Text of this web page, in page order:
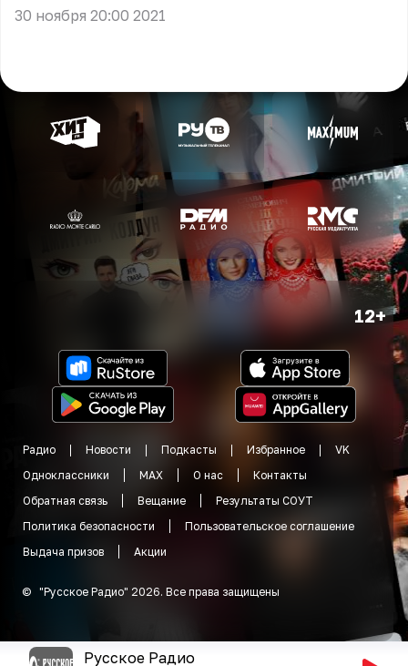
30 ноября 20:00 2021
12+
Радио Новости Подкасты Избранное
VK
Одноклассники
MAX О нас
Контакты
Обратная связь
Вещание
Результаты СОУТ
Политика безопасности
Пользовательское соглашение
Выдача призов
Акции
© "Русское Радио" 2026. Все права защищены
Русское Радио